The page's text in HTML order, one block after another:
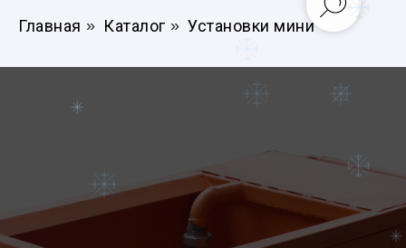
Главная » Каталог » Установки мини